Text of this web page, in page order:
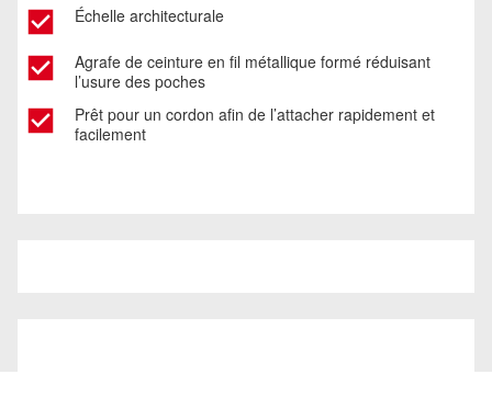
Échelle architecturale
Agrafe de ceinture en fil métallique formé réduisant
l’usure des poches
Prêt pour un cordon afin de l’attacher rapidement et
facilement